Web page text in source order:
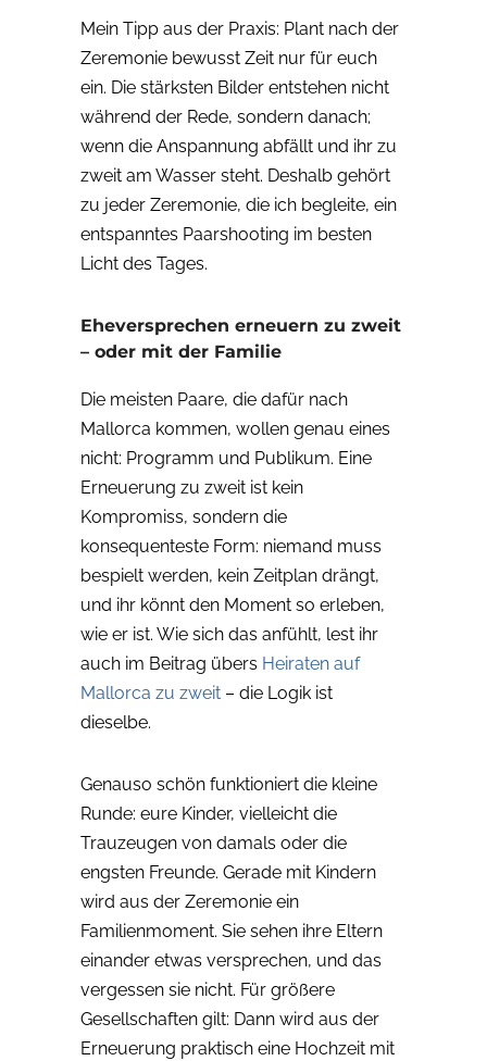
Mein Tipp aus der Praxis: Plant nach der
Zeremonie bewusst Zeit nur für euch
ein. Die stärksten Bilder entstehen nicht
während der Rede, sondern danach;
wenn die Anspannung abfällt und ihr zu
zweit am Wasser steht. Deshalb gehört
zu jeder Zeremonie, die ich begleite, ein
entspanntes Paarshooting im besten
Licht des Tages.
Eheversprechen erneuern zu zweit
– oder mit der Familie
Die meisten Paare, die dafür nach
Mallorca kommen, wollen genau eines
nicht: Programm und Publikum. Eine
Erneuerung zu zweit ist kein
Kompromiss, sondern die
konsequenteste Form: niemand muss
bespielt werden, kein Zeitplan drängt,
und ihr könnt den Moment so erleben,
wie er ist. Wie sich das anfühlt, lest ihr
auch im Beitrag übers Heiraten auf
Mallorca zu zweit – die Logik ist
dieselbe.
Genauso schön funktioniert die kleine
Runde: eure Kinder, vielleicht die
Trauzeugen von damals oder die
engsten Freunde. Gerade mit Kindern
wird aus der Zeremonie ein
Familienmoment. Sie sehen ihre Eltern
einander etwas versprechen, und das
vergessen sie nicht. Für größere
Gesellschaften gilt: Dann wird aus der
Erneuerung praktisch eine Hochzeit mit